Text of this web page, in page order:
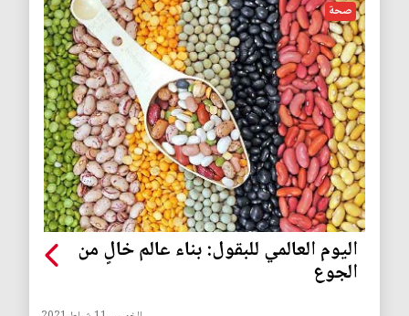
صحة
اليوم العالمي للبقول: بناء عالم خالٍ من
الجوع